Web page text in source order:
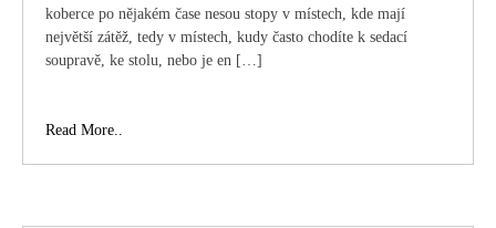
koberce po nějakém čase nesou stopy v místech, kde mají
největší zátěž, tedy v místech, kudy často chodíte k sedací
soupravě, ke stolu, nebo je en […]
Read More..